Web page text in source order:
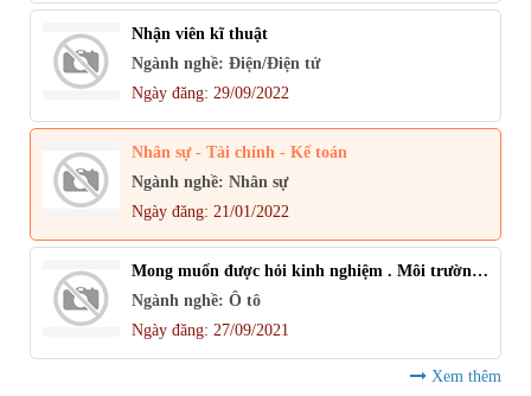
Nhận viên kĩ thuật
Ngành nghề: Điện/Điện tử
Ngày đăng: 29/09/2022
Nhân sự - Tài chính - Kế toán
Ngành nghề: Nhân sự
Ngày đăng: 21/01/2022
Mong muốn được hỏi kinh nghiệm . Môi trường làm việc chuyên nghiệp. Năng động. Cơ hội thăng tiến
Ngành nghề: Ô tô
Ngày đăng: 27/09/2021
Xem thêm